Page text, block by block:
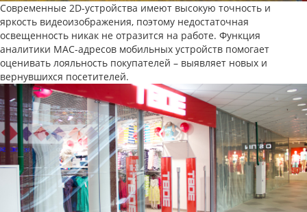
Современные 2D-устройства имеют высокую точность и
яркость видеоизображения, поэтому недостаточная
освещенность никак не отразится на работе. Функция
аналитики MAC-адресов мобильных устройств помогает
оценивать лояльность покупателей – выявляет новых и
вернувшихся посетителей.